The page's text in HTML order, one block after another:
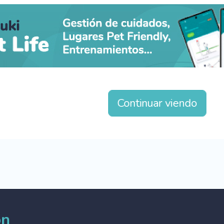
Continuar viendo